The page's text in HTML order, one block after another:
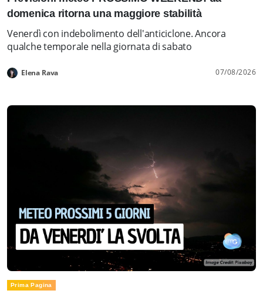
domenica ritorna una maggiore stabilità
Venerdì con indebolimento dell'anticiclone. Ancora
qualche temporale nella giornata di sabato
Elena Rava 07/08/2026
Prima Pagina